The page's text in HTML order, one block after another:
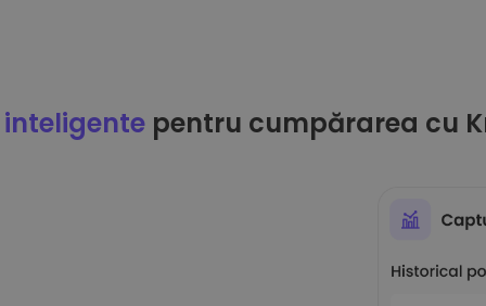
pentru cumpărarea cu